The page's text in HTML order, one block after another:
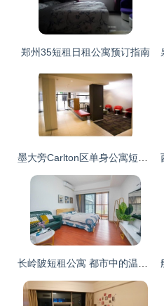
郑州35短租日租公寓预订指南